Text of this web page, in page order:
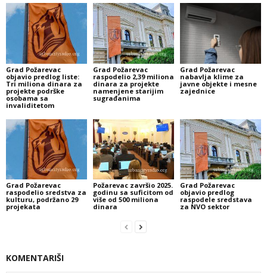
Grad Požarevac
objavio predlog liste:
Tri miliona dinara za
projekte podrške
osobama sa
invaliditetom
Grad Požarevac
raspodelio 2,39 miliona
dinara za projekte
namenjene starijim
sugrađanima
Grad Požarevac
nabavlja klime za
javne objekte i mesne
zajednice
Grad Požarevac
raspodelio sredstva za
kulturu, podržano 29
projekata
Požarevac završio 2025.
godinu sa suficitom od
više od 500 miliona
dinara
Grad Požarevac
objavio predlog
raspodele sredstava
za NVO sektor
KOMENTARIŠI